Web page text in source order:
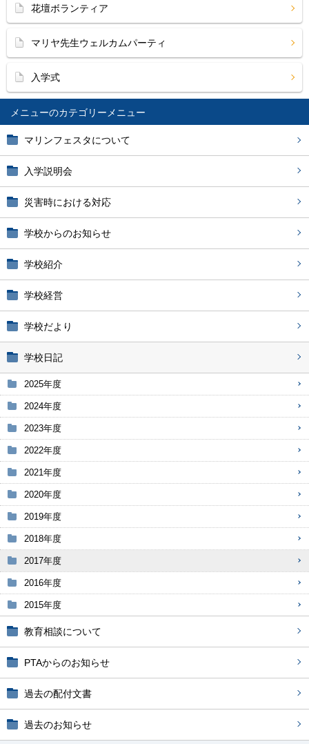
メニュー
マリンフェスタについて
入学説明会
災害時における対応
学校からのお知らせ
学校紹介
学校経営
学校だより
学校日記
2025年度
2024年度
2023年度
2022年度
2021年度
2020年度
2019年度
2018年度
2017年度
2016年度
2015年度
教育相談について
PTAからのお知らせ
過去の配付文書
過去のお知らせ
花壇ボランティア
マリヤ先生ウェルカムパーティ
入学式